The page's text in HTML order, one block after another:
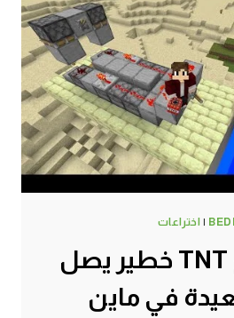
| اختراعات
أقوى مدفع TNT خطير يصل
في ماين